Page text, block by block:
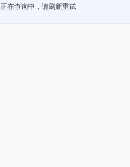
正在查询中，请刷新重试